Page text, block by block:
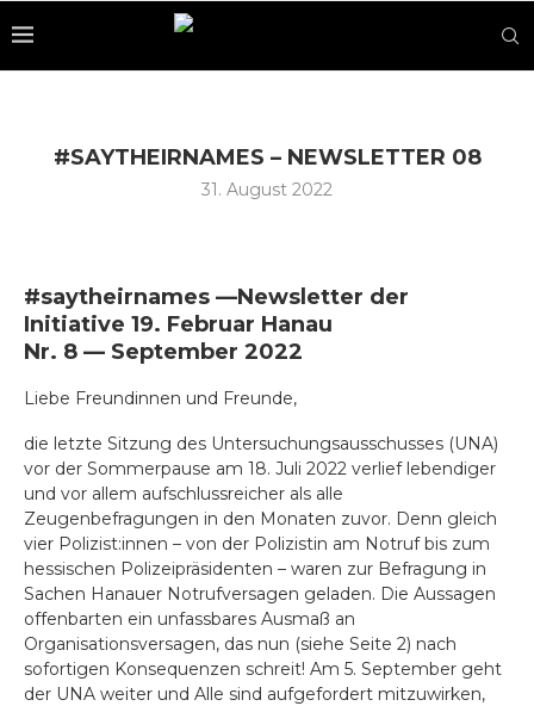
#SAYTHEIRNAMES – NEWSLETTER 08
31. August 2022
#saytheirnames —Newsletter der
Initiative 19. Februar Hanau
Nr. 8 — September 2022
Liebe Freundinnen und Freunde,
die letzte Sitzung des Untersuchungsausschusses (UNA)
vor der Sommerpause am 18. Juli 2022 verlief lebendiger
und vor allem aufschlussreicher als alle
Zeugenbefragungen in den Monaten zuvor. Denn gleich
vier Polizist:innen – von der Polizistin am Notruf bis zum
hessischen Polizeipräsidenten – waren zur Befragung in
Sachen Hanauer Notrufversagen geladen. Die Aussagen
offenbarten ein unfassbares Ausmaß an
Organisationsversagen, das nun (siehe Seite 2) nach
sofortigen Konsequenzen schreit! Am 5. September geht
der UNA weiter und Alle sind aufgefordert mitzuwirken,